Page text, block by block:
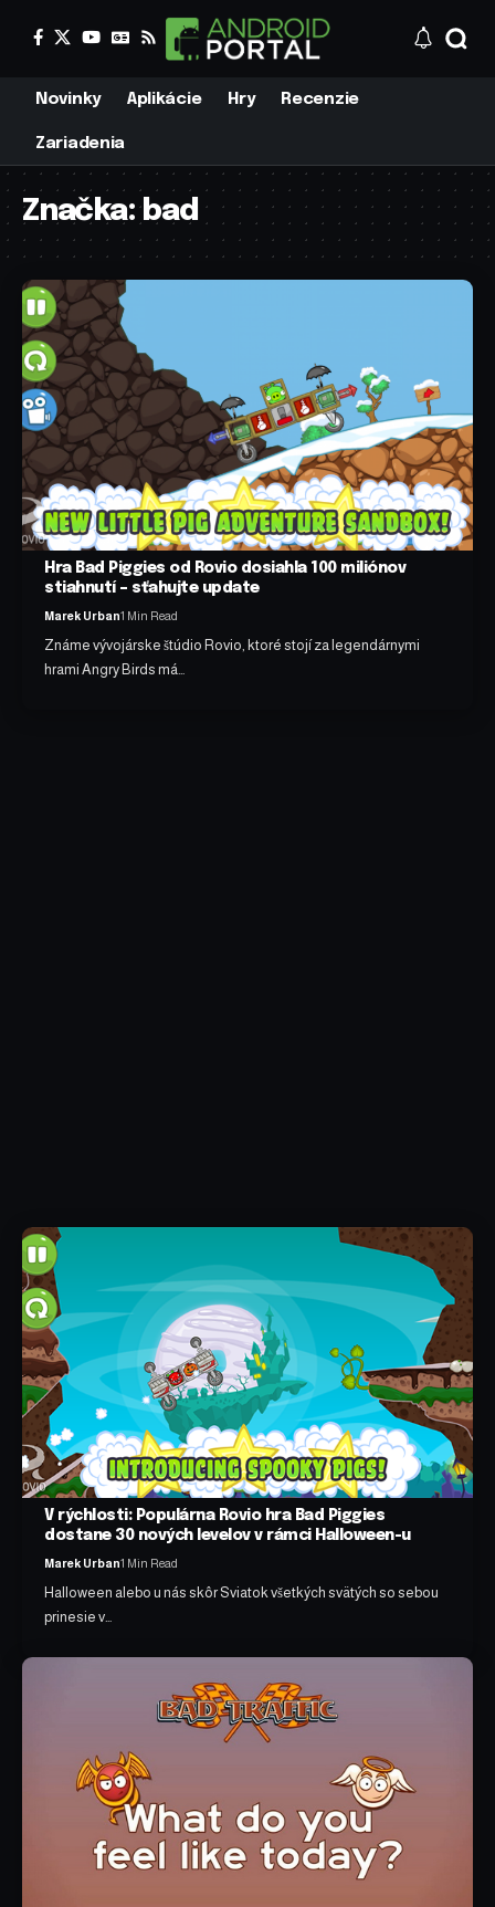
Novinky Aplikácie Hry Recenzie
Zariadenia
Značka:bad
Hra Bad Piggies od Rovio dosiahla 100 miliónov
stiahnutí – sťahujte update
Marek Urban1 Min Read
Známe vývojárske štúdio Rovio, ktoré stojí za legendárnymi
hrami Angry Birds má…
V rýchlosti: Populárna Rovio hra Bad Piggies
dostane 30 nových levelov v rámci Halloween-u
Marek Urban1 Min Read
Halloween alebo u nás skôr Sviatok všetkých svätých so sebou
prinesie v…